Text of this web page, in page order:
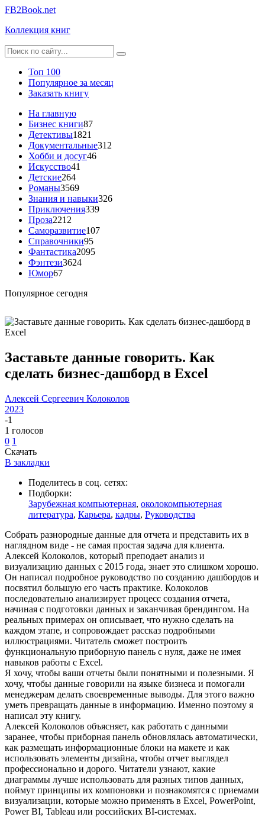
FB2Book.net
Коллекция книг
Топ 100
Популярное за месяц
Заказать книгу
На главную
Бизнес книги87
Детективы1821
Документальные312
Хобби и досуг46
Искусство41
Детские264
Романы3569
Знания и навыки326
Приключения339
Проза2212
Саморазвитие107
Справочники95
Фантастика2095
Фэнтези3624
Юмор67
Популярное сегодня
Заставьте данные говорить. Как
сделать бизнес-дашборд в Excel
Алексей Сергеевич Колоколов
2023
-1
1 голосов
0 1
Скачать
В закладки
Поделитесь в соц. сетях:
Подборки:
Зарубежная компьютерная, околокомпьютерная
литература, Карьера, кадры, Руководства
Собрать разнородные данные для отчета и представить их в
наглядном виде - не самая простая задача для клиента.
Алексей Колоколов, который преподает анализ и
визуализацию данных с 2015 года, знает это слишком хорошо.
Он написал подробное руководство по созданию дашбордов и
посвятил большую его часть практике. Колоколов
последовательно анализирует процесс создания отчета,
начиная с подготовки данных и заканчивая брендингом. На
реальных примерах он описывает, что нужно сделать на
каждом этапе, и сопровождает рассказ подробными
иллюстрациями. Читатель сможет построить
функциональную приборную панель с нуля, даже не имея
навыков работы с Excel.
Я хочу, чтобы ваши отчеты были понятными и полезными. Я
хочу, чтобы данные говорили на языке бизнеса и помогали
менеджерам делать своевременные выводы. Для этого важно
уметь превращать данные в информацию. Именно поэтому я
написал эту книгу.
Алексей Колоколов объясняет, как работать с данными
заранее, чтобы приборная панель обновлялась автоматически,
как размещать информационные блоки на макете и как
использовать элементы дизайна, чтобы отчет выглядел
профессионально и дорого. Читатели узнают, какие
диаграммы лучше использовать для разных типов данных,
поймут принципы их компоновки и познакомятся с приемами
визуализации, которые можно применять в Excel, PowerPoint,
Power BI, Tableau или российских BI-системах.